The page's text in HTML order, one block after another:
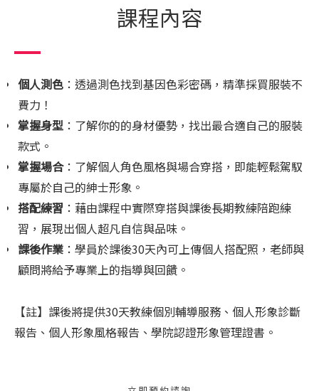
課程內容
個人測色 ：透過測色找到基因色彩密碼，精準採買服裝不
費力！
掌握身型 ：了解你的的身材優勢，找出最合適自己的服裝
款式。
掌握場合：了解個人角色風格與場合穿搭，即能輕鬆駕馭
專屬於自己的紳士形象。
搭配練習 ：藉由課程中實際穿搭與課後長期教練陪跑練
習，展現出個人超凡自信與品味。
課後作業 ：學員於課後30天內可上傳個人搭配照，老師與
顧問將給予專業上的指導與回饋。
【註】課後將提供30天教練個別輔導服務、個人形象診斷
報告、個人形象風格報告、學院認證形象管理證書。